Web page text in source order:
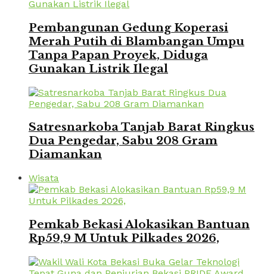
Pembangunan Gedung Koperasi
Merah Putih di Blambangan Umpu
Tanpa Papan Proyek, Diduga
Gunakan Listrik Ilegal
Satresnarkoba Tanjab Barat Ringkus
Dua Pengedar, Sabu 208 Gram
Diamankan
Wisata
Pemkab Bekasi Alokasikan Bantuan
Rp59,9 M Untuk Pilkades 2026,